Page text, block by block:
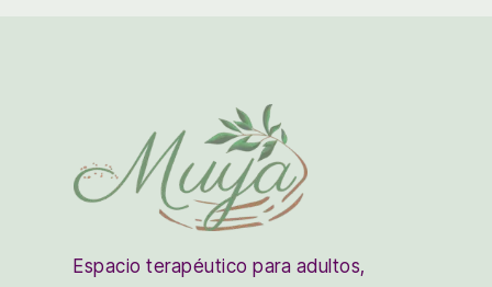
Espacio terapéutico para adultos,